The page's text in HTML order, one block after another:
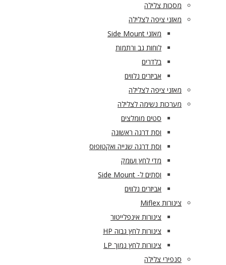
מסכות צלילה
מאזני ציפה לצלילה
מאזני Side Mount
לוחות גב ורתמות
בלדרים
אביזרים נלווים
מאזני ציפה לצלילה
מערכות נשימה לצלילה
סטים מומלצים
וסת דרגה ראשונה
וסת דרגה שנייה ואקטופוס
מדי לחץ ועומק
וסתים ל- Side Mount
אביזרים נלווים
צינורות Miflex
צינורות אינפלייטור
צינורות לחץ גבוה HP
צינורות לחץ נמוך LP
סנפירי צלילה